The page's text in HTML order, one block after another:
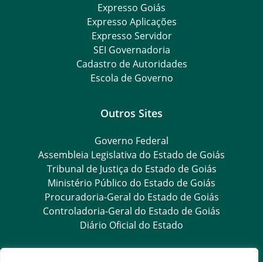
Expresso Goiás
Expresso Aplicações
Expresso Servidor
SEI Governadoria
Cadastro de Autoridades
Escola de Governo
Outros Sites
Governo Federal
Assembleia Legislativa do Estado de Goiás
Tribunal de Justiça do Estado de Goiás
Ministério Público do Estado de Goiás
Procuradoria-Geral do Estado de Goiás
Controladoria-Geral do Estado de Goiás
Diário Oficial do Estado